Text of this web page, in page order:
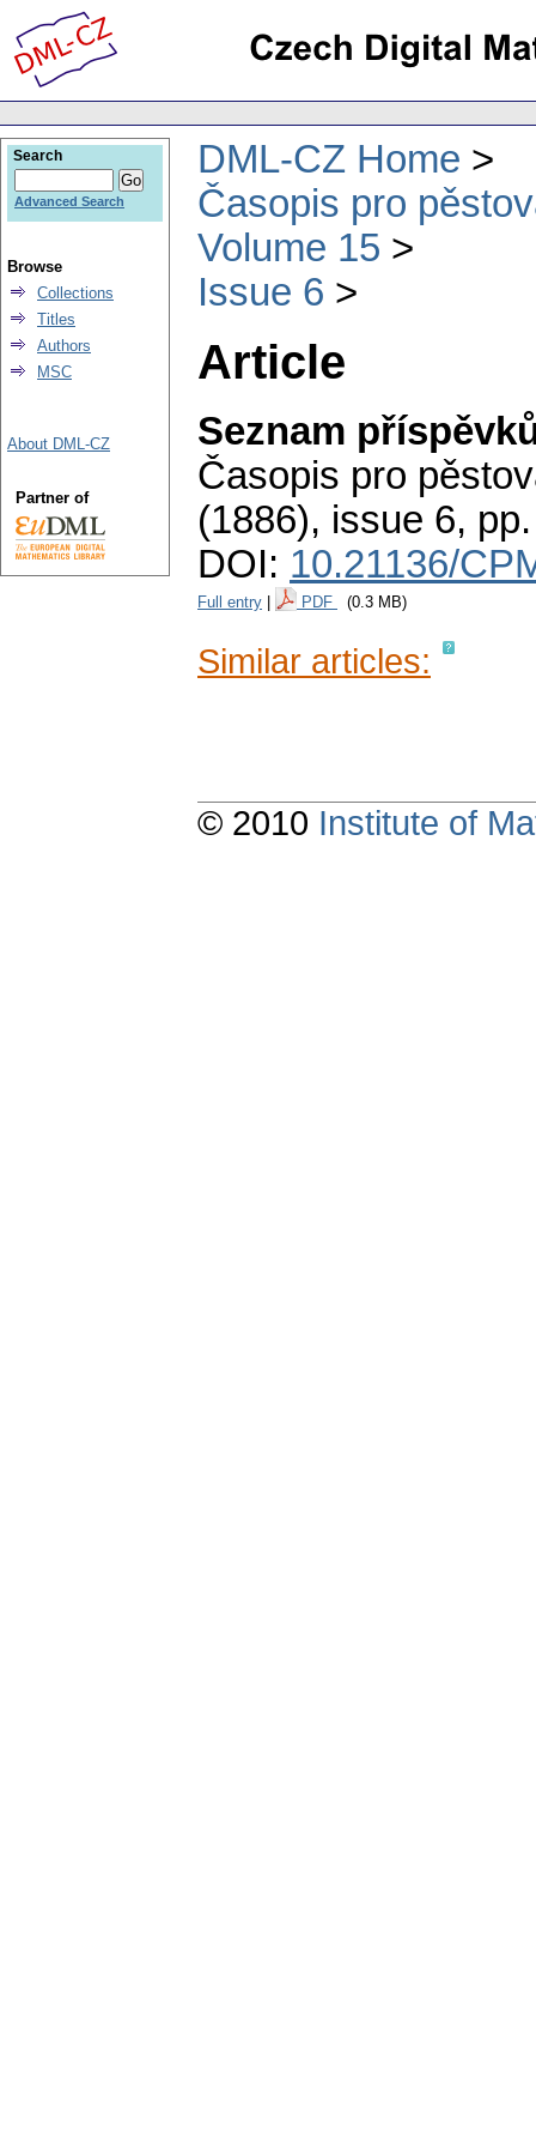
DML-CZ Home
Časopis pro
Volume 15
Issue 6
Article
Seznam
Časopis pro
(1886), issue 6,
DOI: 10.21136/
Full entry PDF (0.3 MB)
Similar articles:
Search
Advanced Search
Browse
Collections
Titles
Authors
MSC
About DML-CZ
Partner of
© 2010 Institute of